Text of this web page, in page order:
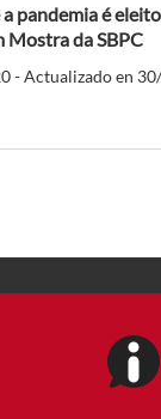
pandemia é
Mostra da SBPC
- Actualizado en